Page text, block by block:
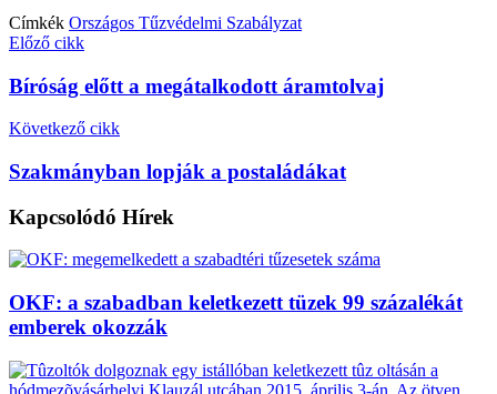
Címkék Országos Tűzvédelmi Szabályzat
Előző cikk
Bíróság előtt a megátalkodott áramtolvaj
Következő cikk
Szakmányban lopják a postaládákat
Kapcsolódó Hírek
OKF: a szabadban keletkezett tüzek 99 százalékát
emberek okozzák